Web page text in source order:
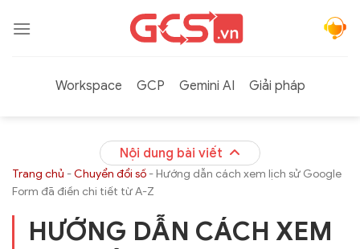
qua
Workspace
GCP Gemini AI Giải pháp
Nội dung bài viết
Trang chủ -Chuyển đổi số -Hướng dẫn cách xem lịch sử Google
Form đã điền chi tiết từ A-Z
HƯỚNG DẪN CÁCH XEM